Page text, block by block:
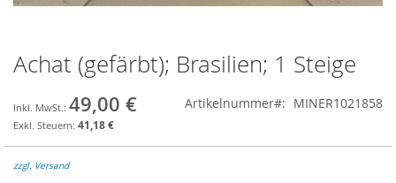
Zum
Anfang
Bildgalerie
springen
Achat (gefärbt); Brasilien; 1 Steige
49,00 €
41,18 €
Artikelnummer MINER1021858
zzgl. Versand